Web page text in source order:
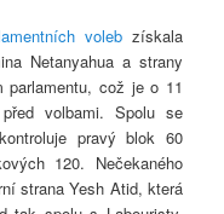
volebzískala
Netanyahua a strany
parlamentu, což je o 11
volbami. Spolu se
pravý blok 60
120. Nečekaného
strana Yesh Atid, která